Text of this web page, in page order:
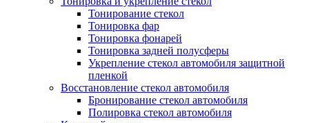
Тонирование стекол
Тонировка фар
Тонировка фонарей
Тонировка задней полусферы
Укрепление стекол автомобиля защитной
пленкой
Восстановление стекол автомобиля
Бронирование стекол автомобиля
Полировка стекол автомобиля